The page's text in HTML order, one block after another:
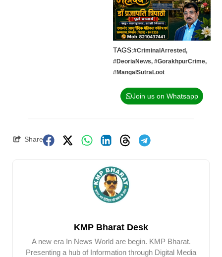
TAGS:#CriminalArrested,
#DeoriaNews, #GorakhpurCrime,
#MangalSutraLoot
Join us on Whatsapp
Share
KMP Bharat Desk
A new era In News World are begin. KMP Bharat.
Presenting a hub of Information through Digital Media